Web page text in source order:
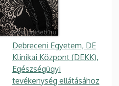
Debreceni Egyetem, DE
Klinikai Központ (DEKK),
Egészségügyi
tevékenység ellátásához